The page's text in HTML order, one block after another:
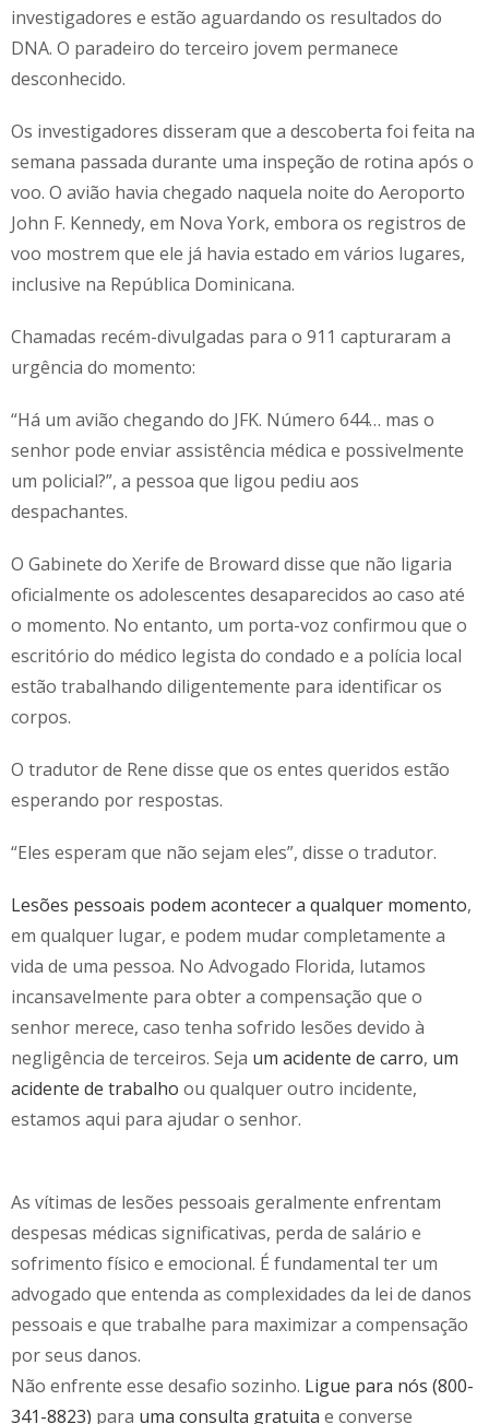
investigadores e estão aguardando os resultados do
DNA. O paradeiro do terceiro jovem permanece
desconhecido.
Os investigadores disseram que a descoberta foi feita na
semana passada durante uma inspeção de rotina após o
voo. O avião havia chegado naquela noite do Aeroporto
John F. Kennedy, em Nova York, embora os registros de
voo mostrem que ele já havia estado em vários lugares,
inclusive na República Dominicana.
Chamadas recém-divulgadas para o 911 capturaram a
urgência do momento:
“Há um avião chegando do JFK. Número 644… mas o
senhor pode enviar assistência médica e possivelmente
um policial?”, a pessoa que ligou pediu aos
despachantes.
O Gabinete do Xerife de Broward disse que não ligaria
oficialmente os adolescentes desaparecidos ao caso até
o momento. No entanto, um porta-voz confirmou que o
escritório do médico legista do condado e a polícia local
estão trabalhando diligentemente para identificar os
corpos.
O tradutor de Rene disse que os entes queridos estão
esperando por respostas.
“Eles esperam que não sejam eles”, disse o tradutor.
Lesões pessoais podem acontecer a qualquer momento,
em qualquer lugar, e podem mudar completamente a
vida de uma pessoa. No Advogado Florida, lutamos
incansavelmente para obter a compensação que o
senhor merece, caso tenha sofrido lesões devido à
negligência de terceiros. Seja um acidente de carro, um
acidente de trabalho ou qualquer outro incidente,
estamos aqui para ajudar o senhor.
As vítimas de lesões pessoais geralmente enfrentam
despesas médicas significativas, perda de salário e
sofrimento físico e emocional. É fundamental ter um
advogado que entenda as complexidades da lei de danos
pessoais e que trabalhe para maximizar a compensação
por seus danos.
Não enfrente esse desafio sozinho. Ligue para nós (800-
341-8823) para uma consulta gratuita e converse